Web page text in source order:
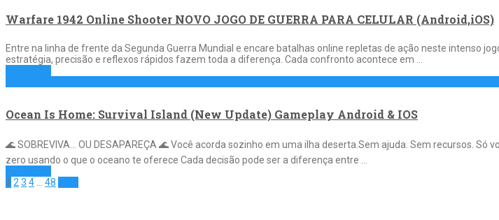
Warfare 1942 Online Shooter NOVO JOGO DE GUERRA PARA CELULAR (Android,iOS)
Entre na linha de frente da Segunda Guerra Mundial e encare batalhas online repletas de ação neste intenso
estratégia, precisão e reflexos rápidos fazem toda a diferença. Cada confronto acontece em …
Ocean Is Home: Survival Island (New Update) Gameplay Android & IOS
🌊 SOBREVIVA… OU DESAPAREÇA 🌊 Você acorda sozinho em uma ilha deserta.Sem ajuda. Sem recursos.
zero usando o que o oceano te oferece Cada decisão pode ser a diferença entre …
1 2 3 4 48